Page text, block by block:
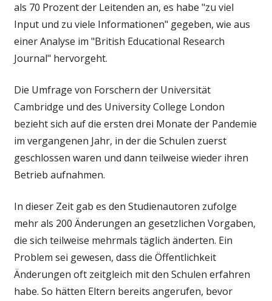
als 70 Prozent der Leitenden an, es habe "zu viel
Input und zu viele Informationen" gegeben, wie aus
einer Analyse im "British Educational Research
Journal" hervorgeht.
Die Umfrage von Forschern der Universität
Cambridge und des University College London
bezieht sich auf die ersten drei Monate der Pandemie
im vergangenen Jahr, in der die Schulen zuerst
geschlossen waren und dann teilweise wieder ihren
Betrieb aufnahmen.
In dieser Zeit gab es den Studienautoren zufolge
mehr als 200 Änderungen an gesetzlichen Vorgaben,
die sich teilweise mehrmals täglich änderten. Ein
Problem sei gewesen, dass die Öffentlichkeit
Änderungen oft zeitgleich mit den Schulen erfahren
habe. So hätten Eltern bereits angerufen, bevor